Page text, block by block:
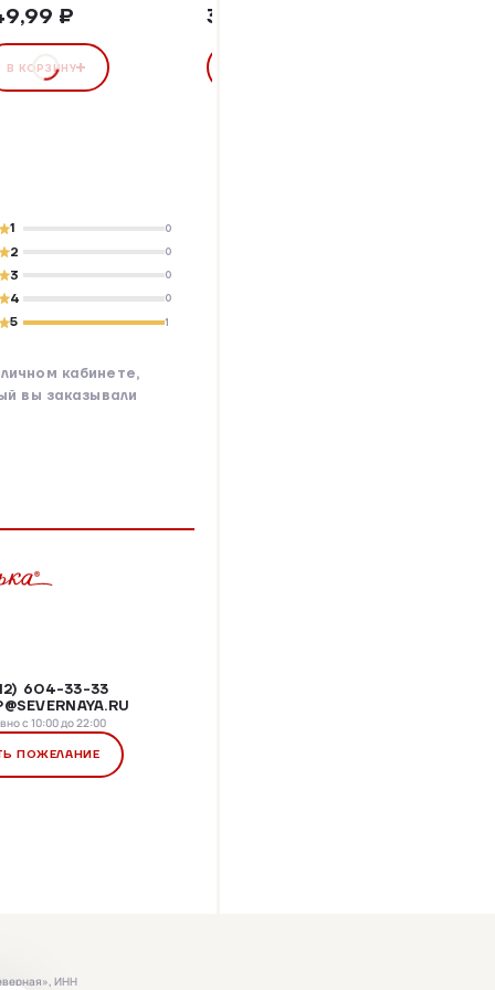
₽
В КОРЗИНУ
385,05 ₽
1 0
2 0
3 0
4 0
5 1
кабинете,
вы заказывали
604-33-33
с 10:00 до 22:00
ПОЖЕЛАНИЕ
ИНН